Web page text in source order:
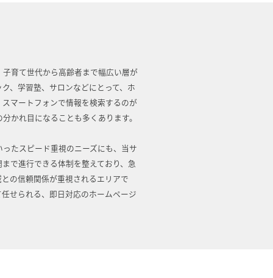
育て世代から高齢者まで幅広い層が
、学習塾、サロンなどにとって、ホ
マートフォンで情報を検索するのが
かれ目になることも多くあります。
たスピード重視のニーズにも、当サ
で進行できる体制を整えており、急
の信頼関係が重視されるエリアで
せられる、即日対応のホームページ